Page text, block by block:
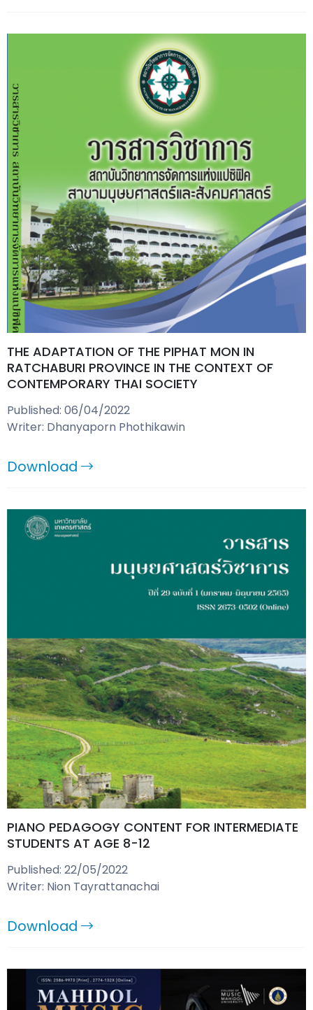
THE ADAPTATION OF THE PIPHAT MON IN
RATCHABURI PROVINCE IN THE CONTEXT OF
CONTEMPORARY THAI SOCIETY
Published: 06/04/2022
Writer: Dhanyaporn Phothikawin
Download
PIANO PEDAGOGY CONTENT FOR INTERMEDIATE
STUDENTS AT AGE 8-12
Published: 22/05/2022
Writer: Nion Tayrattanachai
Download